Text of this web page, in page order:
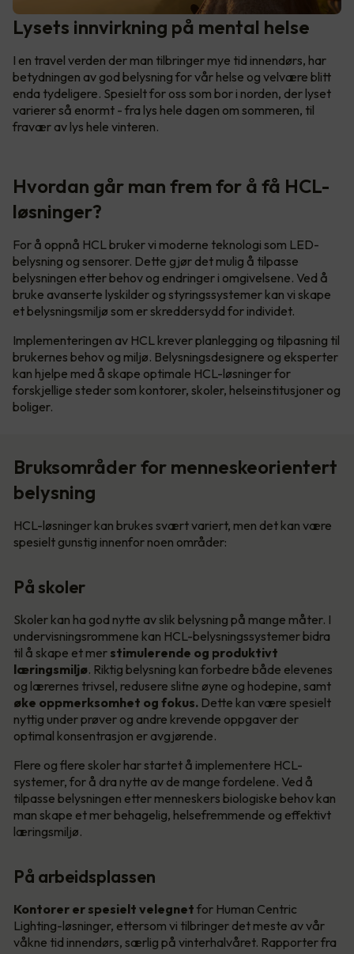
Lysets innvirkning på mental helse
I en travel verden der man tilbringer mye tid innendørs, har
betydningen av god belysning for vår helse og velvære blitt
enda tydeligere. Spesielt for oss som bor i norden, der lyset
varierer så enormt - fra lys hele dagen om sommeren, til
fravær av lys hele vinteren.
Hvordan går man frem for å få HCL-
løsninger?
For å oppnå HCL bruker vi moderne teknologi som LED-
belysning og sensorer. Dette gjør det mulig å tilpasse
belysningen etter behov og endringer i omgivelsene. Ved å
bruke avanserte lyskilder og styringssystemer kan vi skape
et belysningsmiljø som er skreddersydd for individet.
Implementeringen av HCL krever planlegging og tilpasning til
brukernes behov og miljø. Belysningsdesignere og eksperter
kan hjelpe med å skape optimale HCL-løsninger for
forskjellige steder som kontorer, skoler, helseinstitusjoner og
boliger.
Bruksområder for menneskeorientert
belysning
HCL-løsninger kan brukes svært variert, men det kan være
spesielt gunstig innenfor noen områder:
På skoler
Skoler kan ha god nytte av slik belysning på mange måter. I
undervisningsrommene kan HCL-belysningssystemer bidra
til å skape et mer stimulerende og produktivt
læringsmiljø. Riktig belysning kan forbedre både elevenes
og lærernes trivsel, redusere slitne øyne og hodepine, samt
øke oppmerksomhet og fokus. Dette kan være spesielt
nyttig under prøver og andre krevende oppgaver der
optimal konsentrasjon er avgjørende.
Flere og flere skoler har startet å implementere HCL-
systemer, for å dra nytte av de mange fordelene. Ved å
tilpasse belysningen etter menneskers biologiske behov kan
man skape et mer behagelig, helsefremmende og effektivt
læringsmiljø.
På arbeidsplassen
Kontorer er spesielt velegnet for Human Centric
Lighting-løsninger, ettersom vi tilbringer det meste av vår
våkne tid innendørs, særlig på vinterhalvåret. Rapporter fra